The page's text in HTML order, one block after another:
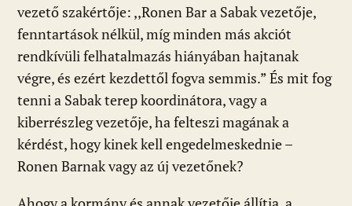
vezető szakértője: ,,Ronen Bar a Sabak vezetője,
fenntartások nélkül, míg minden más akciót
rendkívüli felhatalmazás hiányában hajtanak
végre, és ezért kezdettől fogva semmis.” És mit fog
tenni a Sabak terep koordinátora, vagy a
kiberrészleg vezetője, ha felteszi magának a
kérdést, hogy kinek kell engedelmeskednie –
Ronen Barnak vagy az új vezetőnek?